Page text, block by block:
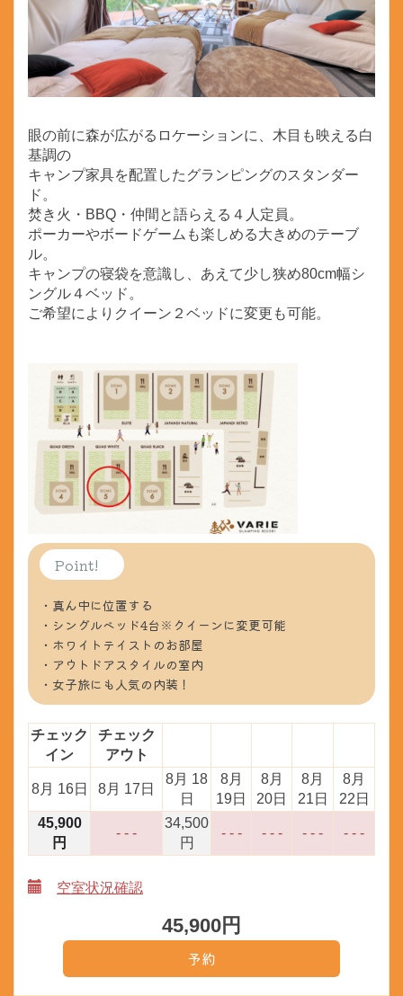
眼の前に森が広がるロケーションに、木目も映える白
基調の
キャンプ家具を配置したグランピングのスタンダー
ド。
焚き火・BBQ・仲間と語らえる４人定員。
ポーカーやボードゲームも楽しめる大きめのテーブ
ル。
キャンプの寝袋を意識し、あえて少し狭め80cm幅シ
ングル４ベッド。
ご希望によりクイーン２ベッドに変更も可能。
Point!
・真ん中に位置する
・シングルベッド4台※クイーンに変更可能
・ホワイトテイストのお部屋
・アウトドアスタイルの室内
・女子旅にも人気の内装！
チェック
イン
チェック
アウト
8月 16日 8月 17日
8月 18
日
8月
19日
8月
20日
8月
21日
8月
22日
45,900
円
- - -
34,500
円
- - - - - - - - - - - -
空室状況確認
45,900円